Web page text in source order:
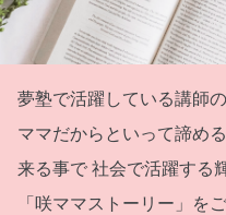
夢塾で活躍している講師
ママだからといって諦め
来る事で 社会で活躍する
「咲ママストーリー」を